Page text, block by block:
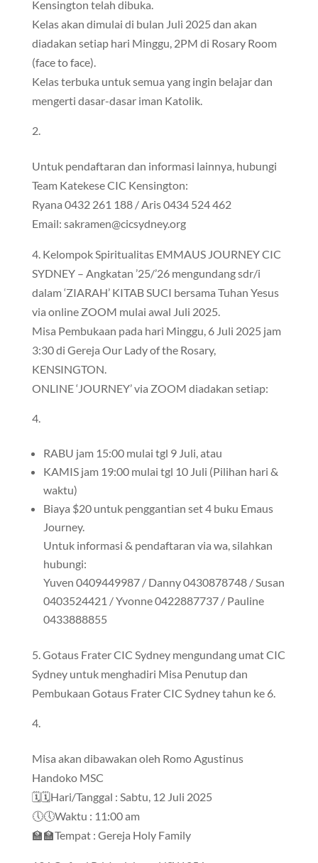
Kensington telah dibuka.
Kelas akan dimulai di bulan Juli 2025 dan akan
diadakan setiap hari Minggu, 2PM di Rosary Room
(face to face).
Kelas terbuka untuk semua yang ingin belajar dan
mengerti dasar-dasar iman Katolik.
Untuk pendaftaran dan informasi lainnya, hubungi
Team Katekese CIC Kensington:
Ryana 0432 261 188 / Aris 0434 524 462
Email: sakramen@cicsydney.org
4. Kelompok Spiritualitas EMMAUS JOURNEY CIC
SYDNEY – Angkatan ’25/’26 mengundang sdr/i
dalam ‘ZIARAH’ KITAB SUCI bersama Tuhan Yesus
via online ZOOM mulai awal Juli 2025.
Misa Pembukaan pada hari Minggu, 6 Juli 2025 jam
3:30 di Gereja Our Lady of the Rosary,
KENSINGTON.
ONLINE ‘JOURNEY’ via ZOOM diadakan setiap:
RABU jam 15:00 mulai tgl 9 Juli, atau
KAMIS jam 19:00 mulai tgl 10 Juli (Pilihan hari &
waktu)
Biaya $20 untuk penggantian set 4 buku Emaus
Journey.
Untuk informasi & pendaftaran via wa, silahkan
hubungi:
Yuven 0409449987 / Danny 0430878748 / Susan
0403524421 / Yvonne 0422887737 / Pauline
0433888855
5. Gotaus Frater CIC Sydney mengundang umat CIC
Sydney untuk menghadiri Misa Penutup dan
Pembukaan Gotaus Frater CIC Sydney tahun ke 6.
Misa akan dibawakan oleh Romo Agustinus
Handoko MSC
🗓🗓Hari/Tanggal : Sabtu, 12 Juli 2025
🕔🕔Waktu : 11:00 am
🏫🏫Tempat : Gereja Holy Family